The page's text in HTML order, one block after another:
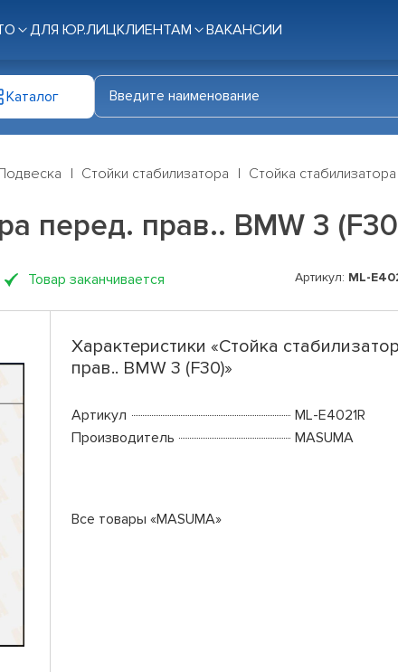
ДЛЯ ЮР.ЛИЦКЛИЕНТАМ ВАКАНСИИ
Каталог
Стойки стабилизатора Стойка
перед. прав.. BMW 3
Товар заканчивается Артикул: ML-
Характеристики «Стойка
прав.. BMW 3 (F30)»
Артикул
ML-E4021R
Производитель
MASUMA
Все товары «MASUMA»